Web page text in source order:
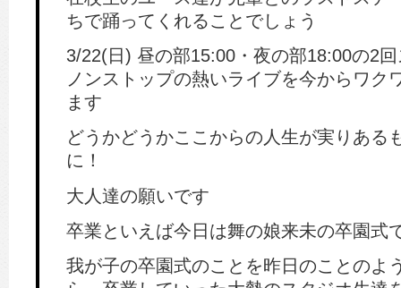
ちで踊ってくれることでしょう
3/22(日) 昼の部15:00・夜の部18:00の2
ノンストップの熱いライブを今からワク
ます
どうかどうかここからの人生が実りある
に！
大人達の願いです
卒業といえば今日は舞の娘来未の卒園式
我が子の卒園式のことを昨日のことのよ